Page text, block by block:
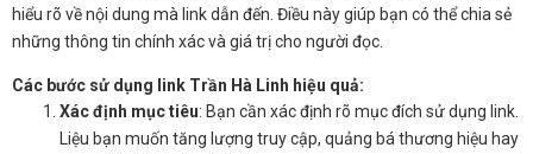
hiểu rõ về nội dung mà link dẫn đến. Điều này giúp bạn có thể chia sẻ
những thông tin chính xác và giá trị cho người đọc.
Các bước sử dụng link Trần Hà Linh hiệu quả:
Xác định mục tiêu: Bạn cần xác định rõ mục đích sử dụng link.
Liệu bạn muốn tăng lượng truy cập, quảng bá thương hiệu hay